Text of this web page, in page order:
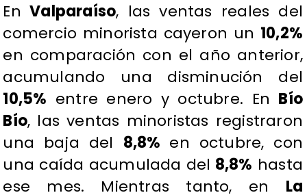
En Valparaíso, las ventas reales del
comercio minorista cayeron un 10,2%
en comparación con el año anterior,
acumulando una disminución del
10,5% entre enero y octubre. En Bío
Bío, las ventas minoristas registraron
una baja del 8,8% en octubre, con
una caída acumulada del 8,8% hasta
ese mes. Mientras tanto, en La